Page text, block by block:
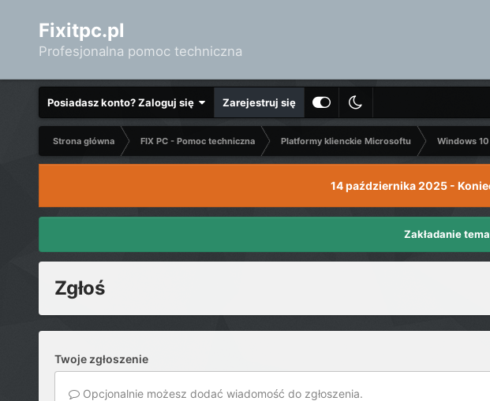
Fixitpc.pl
Profesjonalna pomoc techniczna
Posiadasz konto? Zaloguj się Zarejestruj się
Strona główna FIX PC - Pomoc techniczna Platformy klienckie Microsoftu Windows 10
14 października 2025 -
Zakładanie
Zgłoś
Twoje zgłoszenie
Opcjonalnie możesz dodać wiadomość do zgłoszenia.